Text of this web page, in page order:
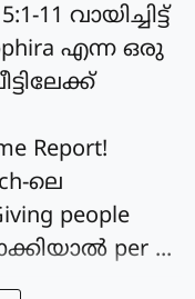
വായിച്ചിട്ട്
എന്ന ഒരു
Report!
ലെ
people
per ...